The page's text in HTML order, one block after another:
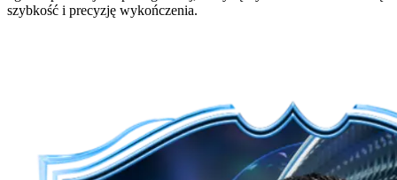
szybkość i precyzję wykończenia.